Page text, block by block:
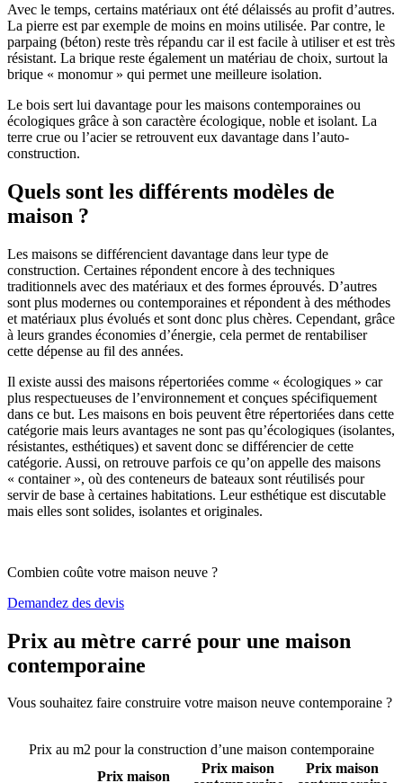
Avec le temps, certains matériaux ont été délaissés au profit d’autres.
La pierre est par exemple de moins en moins utilisée. Par contre, le
parpaing (béton) reste très répandu car il est facile à utiliser et est très
résistant. La brique reste également un matériau de choix, surtout la
brique « monomur » qui permet une meilleure isolation.
Le bois sert lui davantage pour les maisons contemporaines ou
écologiques grâce à son caractère écologique, noble et isolant. La
terre crue ou l’acier se retrouvent eux davantage dans l’auto-
construction.
Quels sont les différents modèles de
maison ?
Les maisons se différencient davantage dans leur type de
construction. Certaines répondent encore à des techniques
traditionnels avec des matériaux et des formes éprouvés. D’autres
sont plus modernes ou contemporaines et répondent à des méthodes
et matériaux plus évolués et sont donc plus chères. Cependant, grâce
à leurs grandes économies d’énergie, cela permet de rentabiliser
cette dépense au fil des années.
Il existe aussi des maisons répertoriées comme « écologiques » car
plus respectueuses de l’environnement et conçues spécifiquement
dans ce but. Les maisons en bois peuvent être répertoriées dans cette
catégorie mais leurs avantages ne sont pas qu’écologiques (isolantes,
résistantes, esthétiques) et savent donc se différencier de cette
catégorie. Aussi, on retrouve parfois ce qu’on appelle des maisons
« container », où des conteneurs de bateaux sont réutilisés pour
servir de base à certaines habitations. Leur esthétique est discutable
mais elles sont solides, isolantes et originales.
Combien coûte votre maison neuve ?
Demandez des devis
Prix au mètre carré pour une maison
contemporaine
Vous souhaitez faire construire votre maison neuve contemporaine ?
Prix au m2 pour la construction d’une maison contemporaine
Prix maison
Prix maison
Prix maison